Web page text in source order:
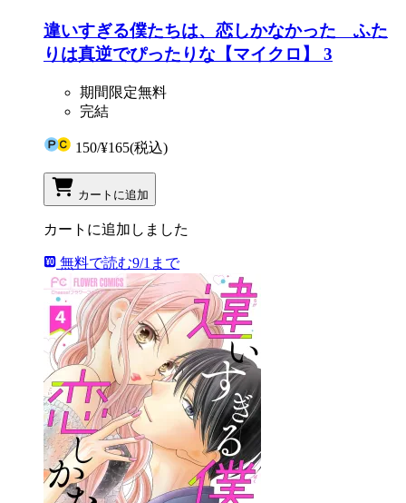
違いすぎる僕たちは、恋しかなかった ふた
りは真逆でぴったりな【マイクロ】 3
期間限定無料
完結
150/¥165(税込)
カートに追加
カートに追加しました
無料で読む9/1まで